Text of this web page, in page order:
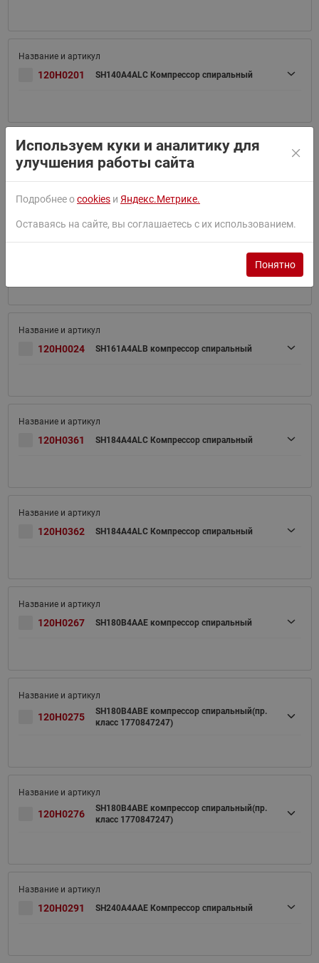
120H0201 SH140A4ALC Компрессор спиральный
120H0202 SH140A4ALB Компрессор спиральный
SH161A4ALC Компрессор спиральный
120H0024 SH161A4ALB компрессор спиральный
120H0361 SH184A4ALC Компрессор спиральный
120H0362 SH184A4ALC Компрессор спиральный
120H0267 SH180B4AAE компрессор спиральный
120H0275
SH180B4ABE компрессор спиральный(пр.
класс 1770847247)
120H0276
SH180B4ABE компрессор спиральный(пр.
класс 1770847247)
120H0291 SH240A4AAE Компрессор спиральный
Используем куки и аналитику для
улучшения работы сайта
Подробнее оcookies и Яндекс.Метрике.
Оставаясь на сайте, вы соглашаетесь с их использованием.
Понятно